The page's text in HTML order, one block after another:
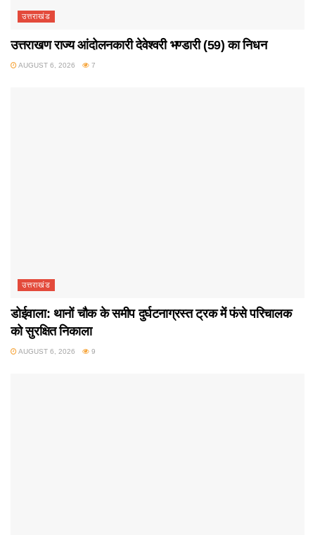
उत्तराखंड
उत्तराखण राज्य आंदोलनकारी देवेश्वरी भण्डारी (59) का निधन
AUGUST 6, 2026 7
उत्तराखंड
डोईवाला: थानों चौक के समीप दुर्घटनाग्रस्त ट्रक में फंसे परिचालक
को सुरक्षित निकाला
AUGUST 6, 2026 9